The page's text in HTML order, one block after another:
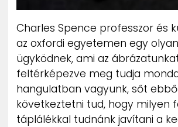
Charles Spence professzor és
az oxfordi egyetemen egy
ügyködnek, ami az
feltérképezve meg tudja
hangulatban vagyunk, sőt
következtetni tud, hogy milyen
táplálékkal tudnánk javítani a